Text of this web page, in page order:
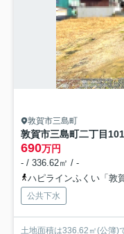
敦賀市三島町
敦賀市三島町二丁目
690万円
- / 336.62㎡ / -
ハピラインふくい「敦
公共下水
土地面積は336.62㎡(公簿)